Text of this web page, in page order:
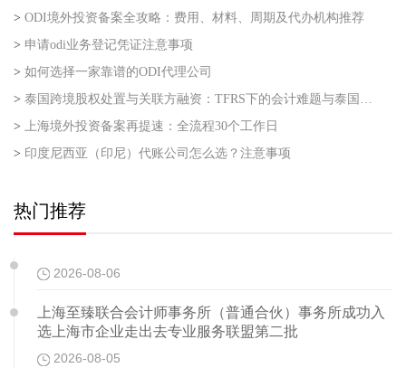
> ODI境外投资备案全攻略：费用、材料、周期及代办机构推荐
> 申请odi业务登记凭证注意事项
> 如何选择一家靠谱的ODI代理公司
> 泰国跨境股权处置与关联方融资：TFRS下的会计难题与泰国利得税的“资本与收益”之争
> 上海境外投资备案再提速：全流程30个工作日
> 印度尼西亚（印尼）代账公司怎么选？注意事项
热门推荐
2026-08-06
上海至臻联合会计师事务所（普通合伙）事务所成功入
选上海市企业走出去专业服务联盟第二批
2026-08-05